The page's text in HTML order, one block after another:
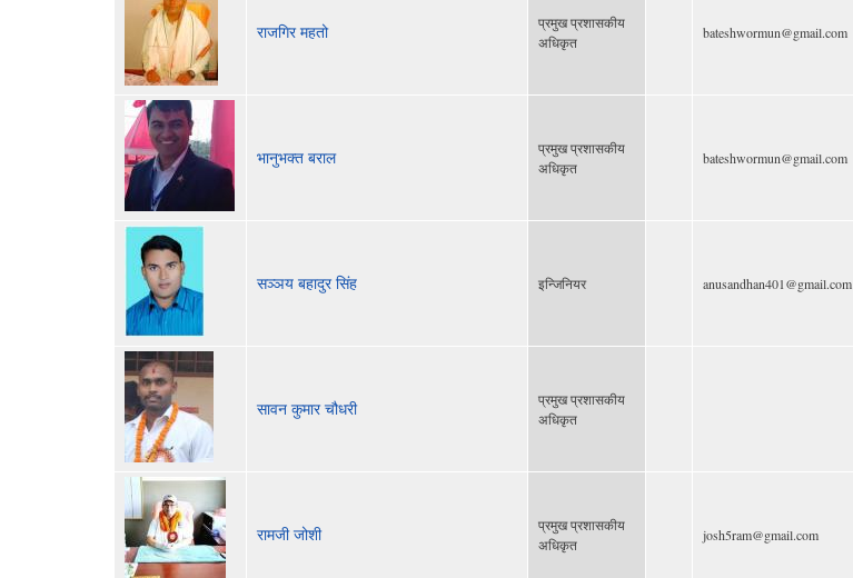
राजगिर महतो
प्रमुख प्रशासकीय
अधिकृत
bateshwormun@gmail.com
भानुभक्त बराल
प्रमुख प्रशासकीय
अधिकृत
bateshwormun@gmail.com
सञ्ञय बहादुर सिंह इन्जिनियर anusandhan401@gmail.com
सावन कुमार चौधरी
प्रमुख प्रशासकीय
अधिकृत
रामजी जोशी
प्रमुख प्रशासकीय
अधिकृत
josh5ram@gmail.com